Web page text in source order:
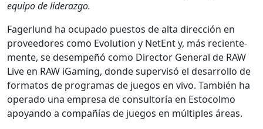
equipo de lid­er­az­go.
Fager­lund ha ocu­pa­do puestos de alta direc­ción en
provee­dores como Evo­lu­tion y NetEnt y, más recien­te­
mente, se desem­peñó como Direc­tor Gen­er­al de RAW
Live en RAW iGam­ing, donde super­visó el desar­rol­lo de
for­matos de pro­gra­mas de jue­gos en vivo. Tam­bién ha
oper­a­do una empre­sa de con­sul­toría en Esto­col­mo
apoyan­do a com­pañías de jue­gos en múlti­ples áreas.